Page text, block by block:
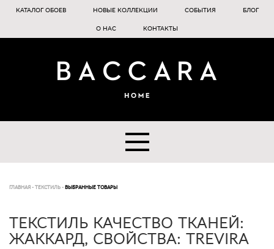
КАТАЛОГ ОБОЕВ НОВЫЕ КОЛЛЕКЦИИ СОБЫТИЯ БЛОГ
О НАС КОНТАКТЫ
ГЛАВНАЯ - ТЕКСТИЛЬ - ВЫБРАННЫЕ ТОВАРЫ
ТЕКСТИЛЬ КАЧЕСТВО ТКАНЕЙ:
ЖАККАРД, СВОЙСТВА: TREVIRA